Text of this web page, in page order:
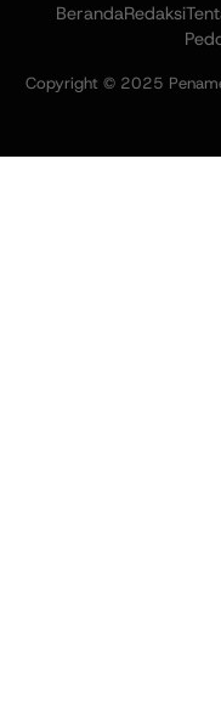
BerandaRedaksi
Copyright © 2025